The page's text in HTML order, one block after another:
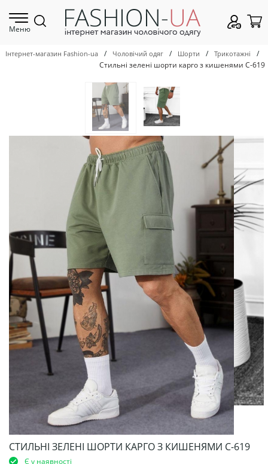
Меню
Інтернет-магазин Fashion-ua / Чоловічий одяг / Шорти / Трикотажні
/
Стильні зелені шорти карго з кишенями С-619
СТИЛЬНІ ЗЕЛЕНІ ШОРТИ КАРГО З КИШЕНЯМИ С-619
Є у наявності